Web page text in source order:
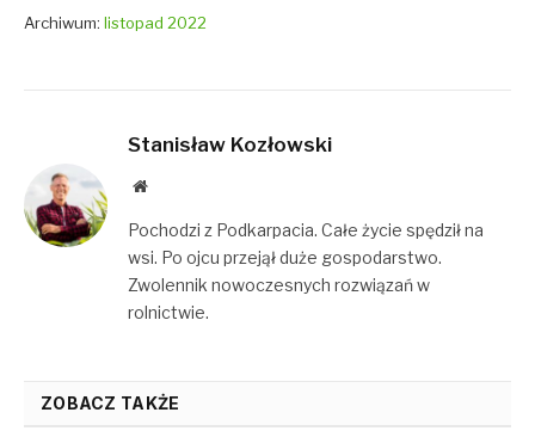
Archiwum: listopad 2022
Stanisław Kozłowski
Website
Pochodzi z Podkarpacia. Całe życie spędził na
wsi. Po ojcu przejął duże gospodarstwo.
Zwolennik nowoczesnych rozwiązań w
rolnictwie.
ZOBACZ TAKŻE